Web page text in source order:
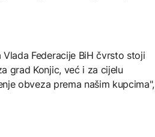
Federacije BiH čvrsto stoji
grad Konjic, već i za cijelu
obveza prema našim kupcima",